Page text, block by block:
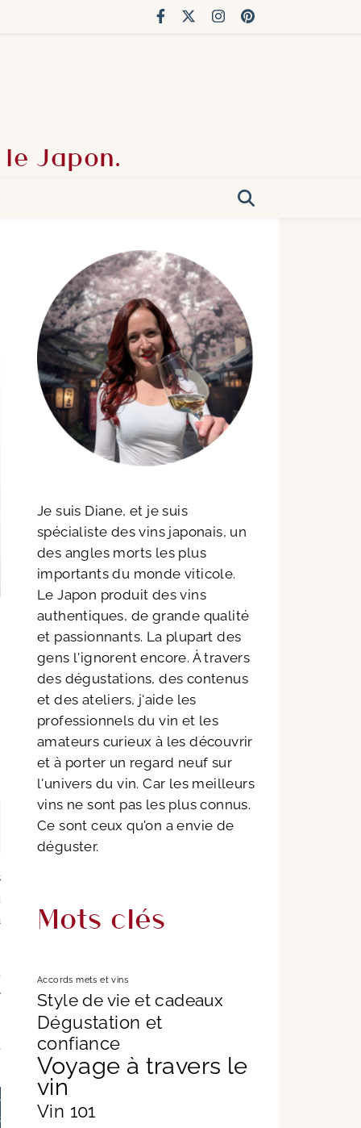
Japon.
Je suis Diane, et je suis
spécialiste des vins japonais, un
des angles morts les plus
importants du monde viticole.
Le Japon produit des vins
authentiques, de grande qualité
et passionnants. La plupart des
gens l'ignorent encore. À travers
des dégustations, des contenus
et des ateliers, j'aide les
professionnels du vin et les
amateurs curieux à les découvrir
et à porter un regard neuf sur
l'univers du vin. Car les meilleurs
vins ne sont pas les plus connus.
Ce sont ceux qu'on a envie de
déguster.
Mots clés
Accords mets et vins
Style de vie et cadeaux
Dégustation et
confiance
Voyage à travers le
vin
Vin 101